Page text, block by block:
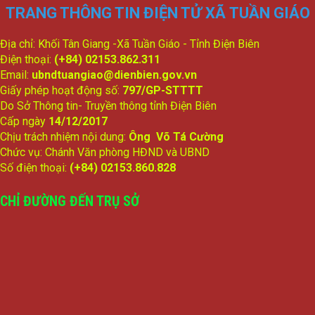
và Đào tạo năm học 2026-2027
349/BC-UBND
(2) Báo cáo công tác tiếp công dân giải quyết khiếu nại, tố cáo
và phòng chống tham nhũng, tiêu cực 6 tháng đầu năm
2026; phương hướng, nhiệm vụ 6 tháng cuối năm 2026
lượt xem: 200 | lượt tải:128
342/BC-UBND
(1) Về tình hình thực hiện Kế hoạch phát triển kinh tế-xã hội,
đảm bảo quốc phòng-an ninh trong 6 tháng đầu năm; nhiệm
vụ, giải pháp trọng tâm 6 tháng cuối năm 2026
1665/TTr-UBND
TRANG THÔNG TIN ĐIỆN TỬ XÃ TUẦN GIÁO
Địa chỉ: Khối Tân Giang -Xã Tuần Giáo - Tỉnh Điện Biên
Điện thoại: (+84) 02153.862.311
Email: ubndtuangiao@dienbien.gov.vn
Giấy phép hoạt động số: 797/GP-STTTT
Do Sở Thông tin- Truyền thông tỉnh Điện Biên
Cấp ngày 14/12/2017
Chịu trách nhiệm nội dung: Ông Võ Tá Cường
Chức vụ: Chánh Văn phòng HĐND và UBND
Số điện thoại: (+84) 02153.860.828
CHỈ ĐƯỜNG ĐẾN TRỤ SỞ